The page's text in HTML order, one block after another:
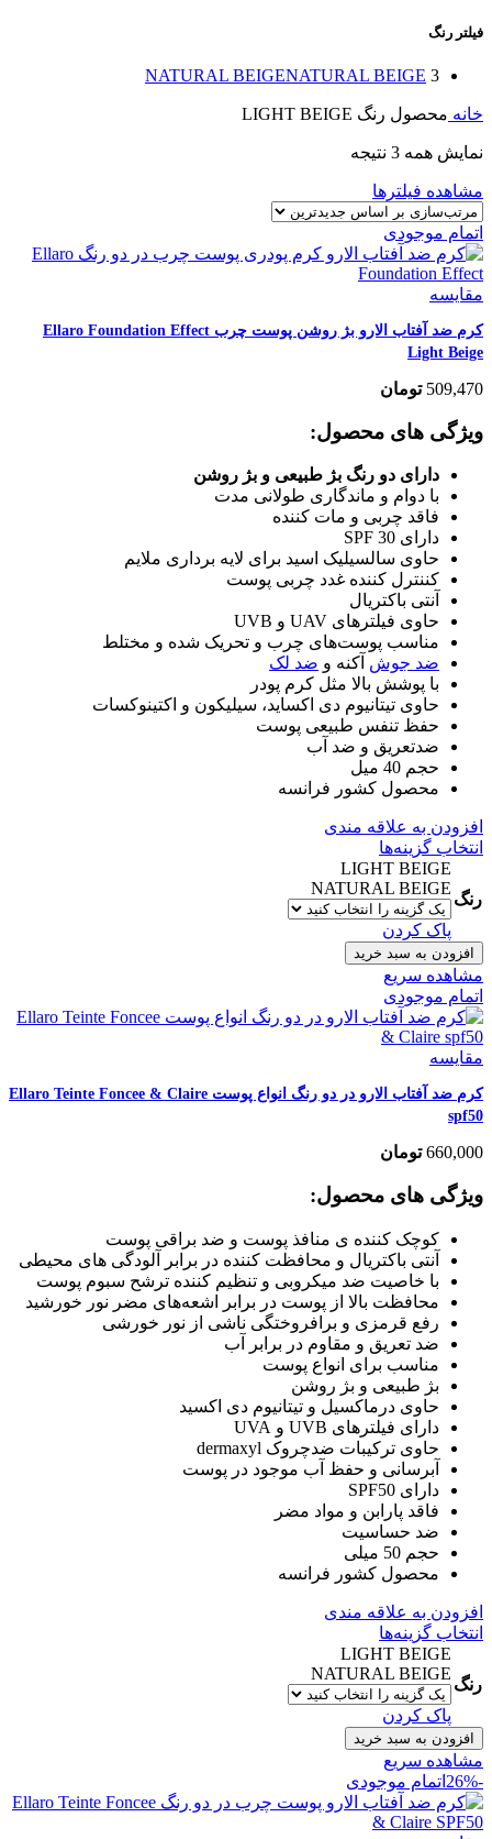
فیلتر رنگ
NATURAL BEIGENATURAL BEIGE 3
خانه محصول رنگ LIGHT BEIGE
نمایش همه 3 نتیجه
مشاهده فیلترها
اتمام موجودی
مقایسه
کرم ضد آفتاب الارو بژ روشن پوست چرب Ellaro Foundation Effect
Light Beige
509,470 تومان
ویژگی های محصول:
دارای دو رنگ بژ طبیعی و بژ روشن
با دوام و ماندگاری طولانی مدت
فاقد چربی و مات کننده
دارای SPF 30
حاوی سالسیلیک اسید برای لایه برداری ملایم
کننترل کننده غدد چربی پوست
آنتی باکتریال
حاوی فیلترهای UAV و UVB
مناسب پوست‌های چرب و تحریک شده و مختلط
ضد جوش آکنه و ضد لک
با پوشش بالا مثل کرم پودر
حاوی تیتانیوم دی اکساید، سیلیکون و اکتینوکسات
حفظ تنفس طبیعی پوست
ضدتعریق و ضد آب
حجم 40 میل
محصول کشور فرانسه
افزودن به علاقه مندی
انتخاب گزینه‌ها
رنگ
LIGHT BEIGE
NATURAL BEIGE
پاک کردن
افزودن به سبد خرید
مشاهده سریع
اتمام موجودی
مقایسه
کرم ضد آفتاب الارو در دو رنگ انواع پوست Ellaro Teinte Foncee & Claire
spf50
660,000 تومان
ویژگی های محصول:
کوچک کننده ی منافذ پوست و ضد براقی پوست
آنتی باکتریال و محافظت کننده در برابر آلودگی های محیطی
با خاصیت ضد میکروبی و تنظیم کننده ترشح سبوم پوست
محافظت بالا از پوست در برابر اشعه‌های مضر نور خورشید
رفع قرمزی و برافروختگی ناشی از نور خورشی
ضد تعریق و مقاوم در برابر آب
مناسب برای انواع پوست
بژ طبیعی و بژ روشن
حاوی درماکسیل و تیتانیوم دی اکسید
دارای فیلترهای UVB و UVA
حاوی ترکیبات ضدچروک dermaxyl
آبرسانی و حفظ آب موجود در پوست
دارای SPF50
فاقد پارابن و مواد مضر
ضد حساسیت
حجم 50 میلی
محصول کشور فرانسه
افزودن به علاقه مندی
انتخاب گزینه‌ها
رنگ
LIGHT BEIGE
NATURAL BEIGE
پاک کردن
افزودن به سبد خرید
مشاهده سریع
-26%
اتمام موجودی